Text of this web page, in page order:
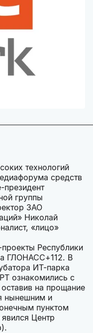
технологий
средств
группы
ЗАО
Николай
«лицо»
Республики
ГЛОНАСС+112. В
ИТ-парка
ознакомились с
на прощание
нынешним и
пунктом
Центр